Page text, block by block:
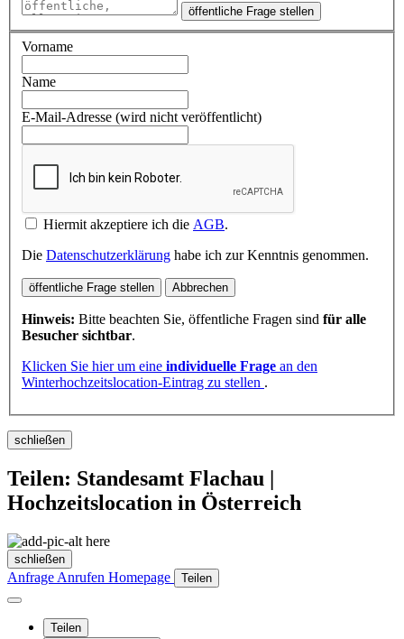
öffentliche Frage stellen
Vorname
Name
E-Mail-Adresse (wird nicht veröffentlicht)
Hiermit akzeptiere ich die AGB.
Die Datenschutzerklärung habe ich zur Kenntnis genommen.
öffentliche Frage stellen Abbrechen
Hinweis: Bitte beachten Sie, öffentliche Fragen sind für alle
Besucher sichtbar.
Klicken Sie hier um eine individuelle Frage an den
Winterhochzeitslocation-Eintrag zu stellen .
schließen
Teilen: Standesamt Flachau |
Hochzeitslocation in Österreich
schließen
Anfrage Anrufen Homepage Teilen
Teilen